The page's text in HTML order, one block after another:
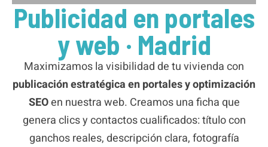
Publicidad en portales
y web · Madrid
Maximizamos la visibilidad de tu vivienda con
publicación estratégica en portales y optimización
SEOen nuestra web. Creamos una ficha que
genera clics y contactos cualificados: título con
ganchos reales, descripción clara, fotografía